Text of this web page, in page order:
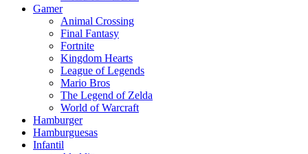
Gamer
Animal Crossing
Final Fantasy
Fortnite
Kingdom Hearts
League of Legends
Mario Bros
The Legend of Zelda
World of Warcraft
Hamburger
Hamburguesas
Infantil